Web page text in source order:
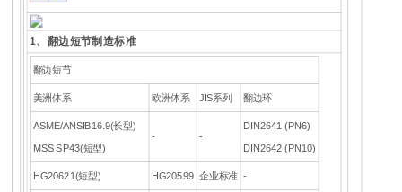
1、翻边短节制造标准
翻边短节
美洲体系 欧洲体系 JIS系列 翻边环
ASME/ANSIB16.9(长型)
MSS SP43(短型)
- -
DIN2641 (PN6)
DIN2642 (PN10)
HG20621(短型) HG20599 企业标准 -